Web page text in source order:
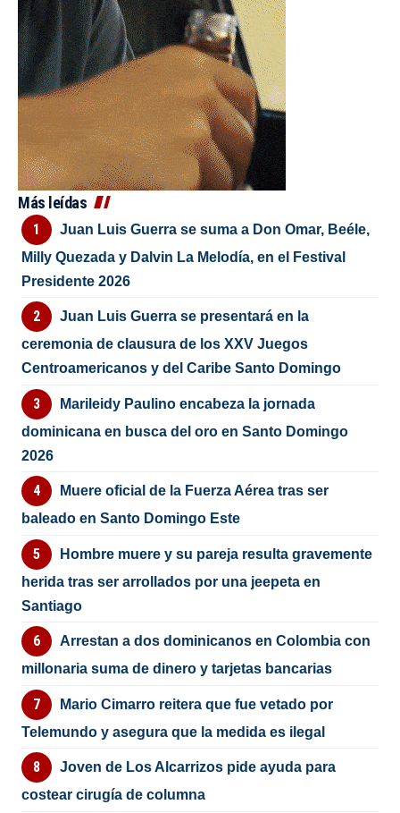
Más leídas
Juan Luis Guerra se suma a Don Omar, Beéle,
Milly Quezada y Dalvin La Melodía, en el Festival
Presidente 2026
Juan Luis Guerra se presentará en la
ceremonia de clausura de los XXV Juegos
Centroamericanos y del Caribe Santo Domingo
Marileidy Paulino encabeza la jornada
dominicana en busca del oro en Santo Domingo
2026
Muere oficial de la Fuerza Aérea tras ser
baleado en Santo Domingo Este
Hombre muere y su pareja resulta gravemente
herida tras ser arrollados por una jeepeta en
Santiago
Arrestan a dos dominicanos en Colombia con
millonaria suma de dinero y tarjetas bancarias
Mario Cimarro reitera que fue vetado por
Telemundo y asegura que la medida es ilegal
Joven de Los Alcarrizos pide ayuda para
costear cirugía de columna